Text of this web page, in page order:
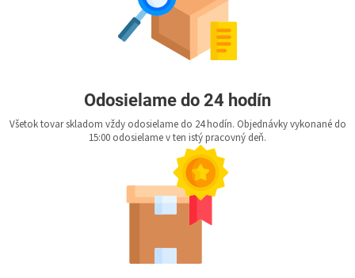
Odosielame do 24 hodín
Všetok tovar skladom vždy odosielame do 24 hodín. Objednávky vykonané do
15:00 odosielame v ten istý pracovný deň.